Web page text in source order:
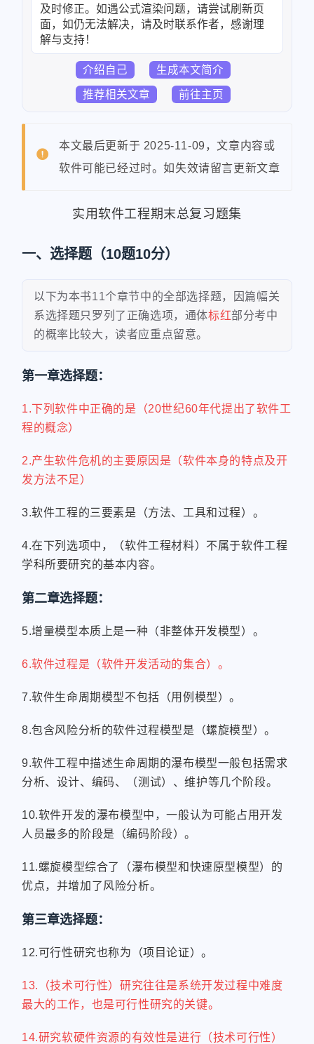
及时修正。如遇公式渲染问题，请尝试刷新页
面，如仍无法解决，请及时联系作者，感谢理
解与支持！
介绍自己 生成本文简介
推荐相关文章 前往主页
本文最后更新于 2025-11-09，文章内容或
软件可能已经过时。如失效请留言更新文章
实用软件工程期末总复习题集
一、选择题（10题10分）
以下为本书11个章节中的全部选择题，因篇幅关
系选择题只罗列了正确选项，通体标红部分考中
的概率比较大，读者应重点留意。
第一章选择题：
1.下列软件中正确的是（20世纪60年代提出了软件工
程的概念）
2.产生软件危机的主要原因是（软件本身的特点及开
发方法不足）
3.软件工程的三要素是（方法、工具和过程）。
4.在下列选项中，（软件工程材料）不属于软件工程
学科所要研究的基本内容。
第二章选择题：
5.增量模型本质上是一种（非整体开发模型）。
6.软件过程是（软件开发活动的集合）。
7.软件生命周期模型不包括（用例模型）。
8.包含风险分析的软件过程模型是（螺旋模型）。
9.软件工程中描述生命周期的瀑布模型一般包括需求
分析、设计、编码、（测试）、维护等几个阶段。
10.软件开发的瀑布模型中，一般认为可能占用开发
人员最多的阶段是（编码阶段）。
11.螺旋模型综合了（瀑布模型和快速原型模型）的
优点，并增加了风险分析。
第三章选择题：
12.可行性研究也称为（项目论证）。
13.（技术可行性）研究往往是系统开发过程中难度
最大的工作，也是可行性研究的关键。
14.研究软硬件资源的有效性是进行（技术可行性）